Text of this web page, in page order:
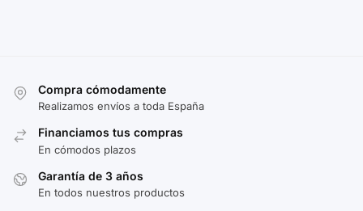
Compra cómodamente
Realizamos envíos a toda España
Financiamos tus compras
En cómodos plazos
Garantía de 3 años
En todos nuestros productos